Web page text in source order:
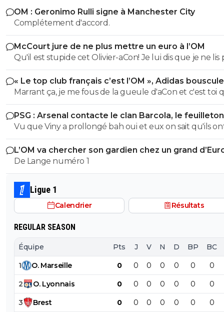
OM : Geronimo Rulli signe à Manchester City
Complétement d'accord.
McCourt jure de ne plus mettre un euro à l’OM
Qu'il est stupide cet Olivier-aCon! Je lui dis que je ne lis
ses commentaires puérils avec des émojis et il
me répondre avec ses petites images de gogol. Ça
bien ce que je dis, on voit tout de suite qu'on a affaire à
teubé.^^
« Le top club français c’est l’OM », Adidas
PSG
Marrant ça, je me fous de la gueule d'aCon et c'est toi
réponds. Solidarité entre trolls ou la flemme de
compte? En revanche je te donne 06/20 pour ta
compréhension de texte. Tu as réussi à intégrer que je
lirais pas tes commentaires si tes arguments sont des
mdr. C'est bien tu n'en as pas mis mais c'est insuffisant.
Surtout quand on lit le délire que tu viens de pondre.
encore de boulot mais tu peux y arriver. Un 06/20
d'encouragement.
PSG : Arsenal contacte le clan Barcola, le feuilleton
relancé
Vu que Viny a prollongé bah oui et eux on sait qu'ils
tunes ! aboulez les 150 minimum
L’OM va chercher son gardien chez un grand
De Lange numéro 1
Ligue 1
Calendrier Résultats
REGULAR SEASON
Équipe Pts J V N D BP BC
1 O. Marseille 0 0 0 0 0 0 0
2 O. Lyonnais 0 0 0 0 0 0 0
3 Brest 0 0 0 0 0 0 0